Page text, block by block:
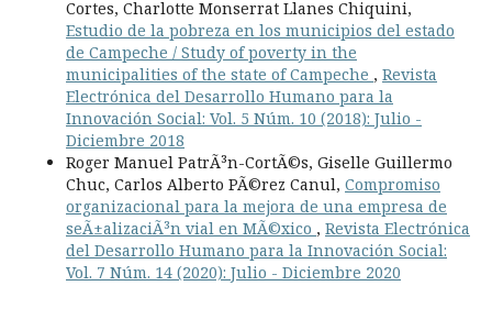
Cortes, Charlotte Monserrat Llanes Chiquini,
Estudio de la pobreza en los municipios del estado
de Campeche / Study of poverty in the
municipalities of the state of Campeche , Revista
Electrónica del Desarrollo Humano para la
Innovación Social: Vol. 5 Núm. 10 (2018): Julio -
Diciembre 2018
Roger Manuel PatrÃ³n-CortÃ©s, Giselle Guillermo
Chuc, Carlos Alberto PÃ©rez Canul, Compromiso
organizacional para la mejora de una empresa de
seÃ±alizaciÃ³n vial en MÃ©xico , Revista Electrónica
del Desarrollo Humano para la Innovación Social:
Vol. 7 Núm. 14 (2020): Julio - Diciembre 2020